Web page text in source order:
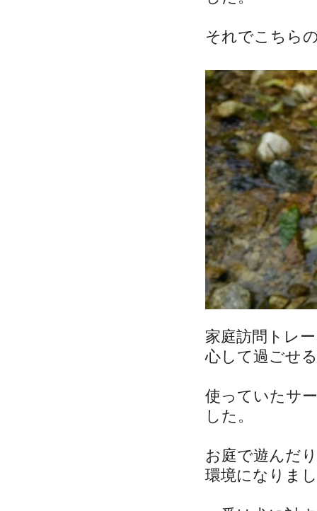
それでこちら
家庭訪問トレ
心して過ごせ
使っていたサ
した。
お庭で遊んだ
環境になりま